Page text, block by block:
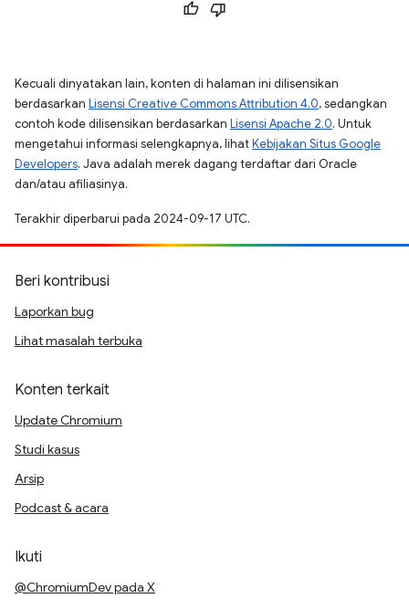
Kecuali dinyatakan lain, konten di halaman ini dilisensikan
berdasarkan Lisensi Creative Commons Attribution 4.0, sedangkan
contoh kode dilisensikan berdasarkan Lisensi Apache 2.0. Untuk
mengetahui informasi selengkapnya, lihatKebijakan Situs Google
Developers. Java adalah merek dagang terdaftar dari Oracle
dan/atau afiliasinya.
Terakhir diperbarui pada 2024-09-17 UTC.
Beri kontribusi
Laporkan bug
Lihat masalah terbuka
Konten terkait
Update Chromium
Studi kasus
Arsip
Podcast & acara
Ikuti
@ChromiumDev pada X